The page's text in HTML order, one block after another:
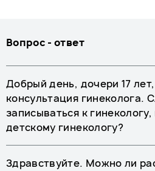
Вопрос - ответ
Добрый день, дочери 17
консультация гинеколога.
записываться к гинекологу,
детскому гинекологу?
Здравствуйте. Можно ли